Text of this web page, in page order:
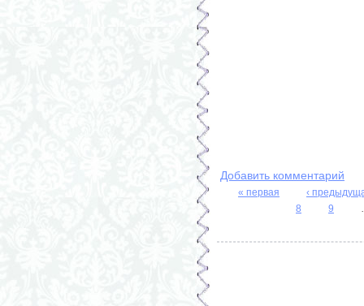
Добавить комментарий
Страницы
« первая
‹
8
9